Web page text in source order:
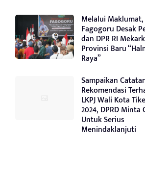
Melalui Maklumat,
Fagogoru Desak
dan DPR RI
Provinsi Baru
Raya”
Sampaikan
Rekomendasi
LKPJ Wali Kota
2024, DPRD Minta
Untuk Serius
Menindaklanjuti